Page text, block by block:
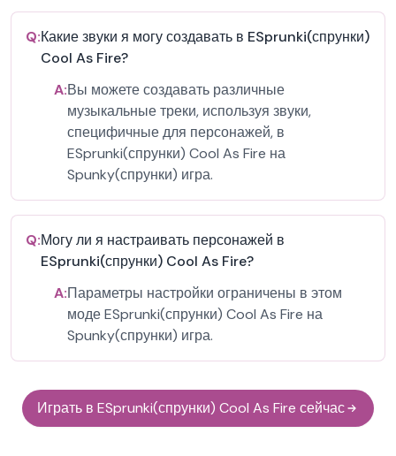
Q:Какие звуки я могу создавать в ESprunki(спрунки)
Cool As Fire?
A:Вы можете создавать различные
музыкальные треки, используя звуки,
специфичные для персонажей, в
ESprunki(спрунки) Cool As Fire на
Spunky(спрунки) игра.
Q:Могу ли я настраивать персонажей в
ESprunki(спрунки) Cool As Fire?
A:Параметры настройки ограничены в этом
моде ESprunki(спрунки) Cool As Fire на
Spunky(спрунки) игра.
Играть в ESprunki(спрунки) Cool As Fire сейчас